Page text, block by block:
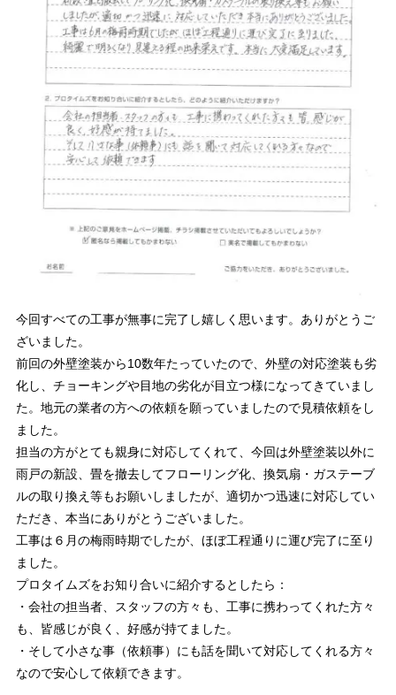
今回すべての工事が無事に完了し嬉しく思います。ありがとうご
ざいました。
前回の外壁塗装から10数年たっていたので、外壁の対応塗装も劣
化し、チョーキングや目地の劣化が目立つ様になってきていまし
た。地元の業者の方への依頼を願っていましたので見積依頼をし
ました。
担当の方がとても親身に対応してくれて、今回は外壁塗装以外に
雨戸の新設、畳を撤去してフローリング化、換気扇・ガステーブ
ルの取り換え等もお願いしましたが、適切かつ迅速に対応してい
ただき、本当にありがとうございました。
工事は６月の梅雨時期でしたが、ほぼ工程通りに運び完了に至り
ました。
プロタイムズをお知り合いに紹介するとしたら：
・会社の担当者、スタッフの方々も、工事に携わってくれた方々
も、皆感じが良く、好感が持てました。
・そして小さな事（依頼事）にも話を聞いて対応してくれる方々
なので安心して依頼できます。